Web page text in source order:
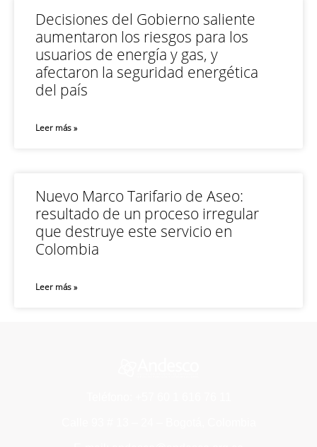
Decisiones del Gobierno saliente
aumentaron los riesgos para los
usuarios de energía y gas, y
afectaron la seguridad energética
del país
Leer más »
Nuevo Marco Tarifario de Aseo:
resultado de un proceso irregular
que destruye este servicio en
Colombia
Leer más »